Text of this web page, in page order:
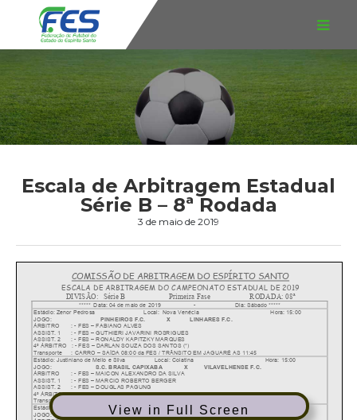
Escala de Arbitragem Estadual
Série B – 8ª Rodada
3 de maio de 2019
View in Full Screen